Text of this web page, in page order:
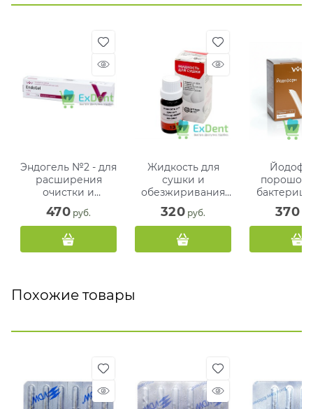
Эндогель №2 - для
расширения
очистки и
обработки
каналов (9 г)
470 руб.
Жидкость для
сушки и
обезжиривания
корневых каналов
зубов (13 мл)
320 руб.
порошок
каналов
370
Похожие товары